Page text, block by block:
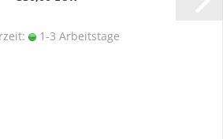
1-3 Arbeitstage